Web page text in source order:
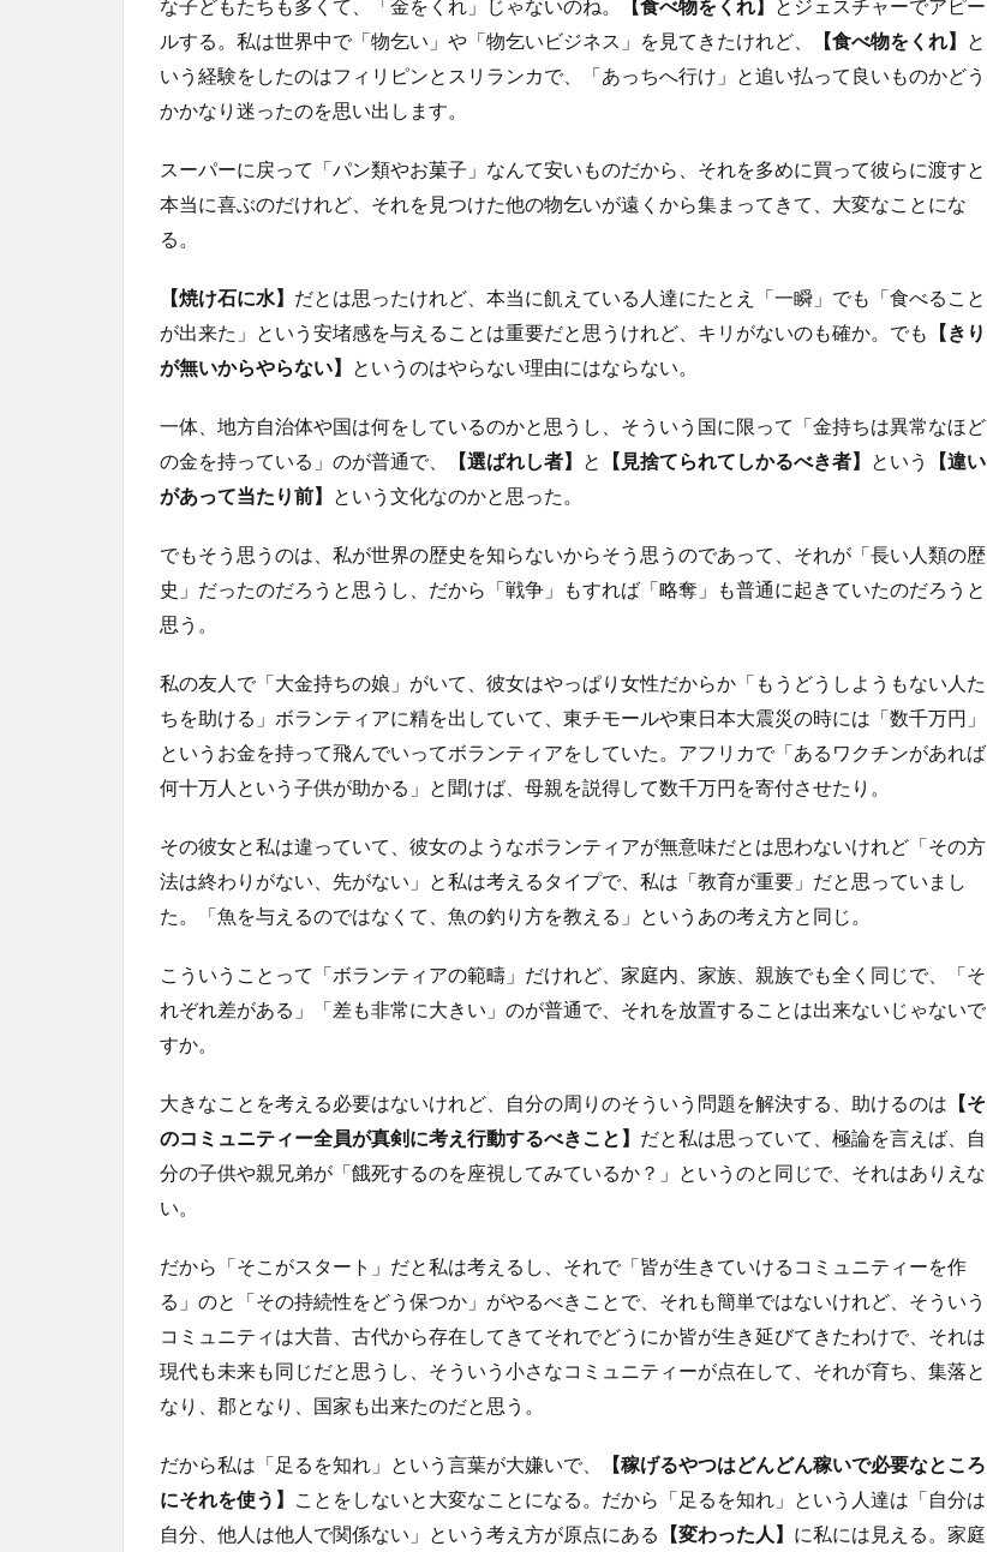
な子どもたちも多くて、「金をくれ」じゃないのね。
【食べ物をくれ】
とジェスチャーでアピー
ルする。私は世界中で「物乞い」や「物乞いビジネス」を見てきたけれど、
【食べ物をくれ】
と
いう経験をしたのはフィリピンとスリランカで、「あっちへ行け」と追い払って良いものかどう
かかなり迷ったのを思い出します。
スーパーに戻って「パン類やお菓子」なんて安いものだから、それを多めに買って彼らに渡すと
本当に喜ぶのだけれど、それを見つけた他の物乞いが遠くから集まってきて、大変なことにな
る。
【焼け石に水】 だとは思ったけれど、本当に飢えている人達にたとえ「一瞬」でも「食べること
が出来た」という安堵感を与えることは重要だと思うけれど、キリがないのも確か。でも
【きり
が無いからやらない】
というのはやらない理由にはならない。
一体、地方自治体や国は何をしているのかと思うし、そういう国に限って「金持ちは異常なほど
の金を持っている」のが普通で、
【選ばれし者】 と 【見捨てられてしかるべき者】 という
【違い
があって当たり前】
という文化なのかと思った。
でもそう思うのは、私が世界の歴史を知らないからそう思うのであって、それが「長い人類の歴
史」だったのだろうと思うし、だから「戦争」もすれば「略奪」も普通に起きていたのだろうと
思う。
私の友人で「大金持ちの娘」がいて、彼女はやっぱり女性だからか「もうどうしようもない人た
ちを助ける」ボランティアに精を出していて、東チモールや東日本大震災の時には「数千万円」
というお金を持って飛んでいってボランティアをしていた。アフリカで「あるワクチンがあれば
何十万人という子供が助かる」と聞けば、母親を説得して数千万円を寄付させたり。
その彼女と私は違っていて、彼女のようなボランティアが無意味だとは思わないけれど「その方
法は終わりがない、先がない」と私は考えるタイプで、私は「教育が重要」だと思っていまし
た。「魚を与えるのではなくて、魚の釣り方を教える」というあの考え方と同じ。
こういうことって「ボランティアの範疇」だけれど、家庭内、家族、親族でも全く同じで、「そ
れぞれ差がある」「差も非常に大きい」のが普通で、それを放置することは出来ないじゃないで
すか。
大きなことを考える必要はないけれど、自分の周りのそういう問題を解決する、助けるのは 【そ
のコミュニティー全員が真剣に考え行動するべきこと】 だと私は思っていて、極論を言えば、自
分の子供や親兄弟が「餓死するのを座視してみているか？」というのと同じで、それはありえな
い。
だから「そこがスタート」だと私は考えるし、それで「皆が生きていけるコミュニティーを作
る」のと「その持続性をどう保つか」がやるべきことで、それも簡単ではないけれど、そういう
コミュニティは大昔、古代から存在してきてそれでどうにか皆が生き延びてきたわけで、それは
現代も未来も同じだと思うし、そういう小さなコミュニティーが点在して、それが育ち、集落と
なり、郡となり、国家も出来たのだと思う。
だから私は「足るを知れ」という言葉が大嫌いで、
【稼げるやつはどんどん稼いで必要なところ
にそれを使う】
ことをしないと大変なことになる。だから「足るを知れ」という人達は「自分は
自分、他人は他人で関係ない」という考え方が原点にある
【変わった人】 に私には見える。家庭